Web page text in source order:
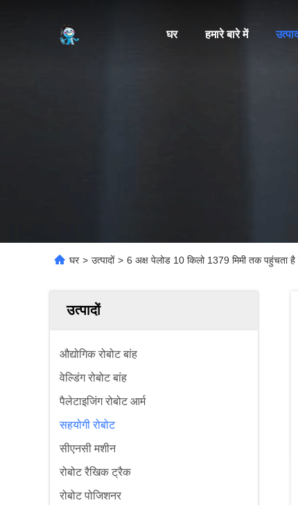
घर हमारे बारे में
घर > उत्पादों > 6 अक्ष पेलोड 10 किलो 1379 मिमी तक पहुंचता
उत्पादों
औद्योगिक रोबोट बांह
वेल्डिंग रोबोट बांह
पैलेटाइजिंग रोबोट आर्म
सहयोगी रोबोट
सीएनसी मशीन
रोबोट रैखिक ट्रैक
रोबोट पोजिशनर